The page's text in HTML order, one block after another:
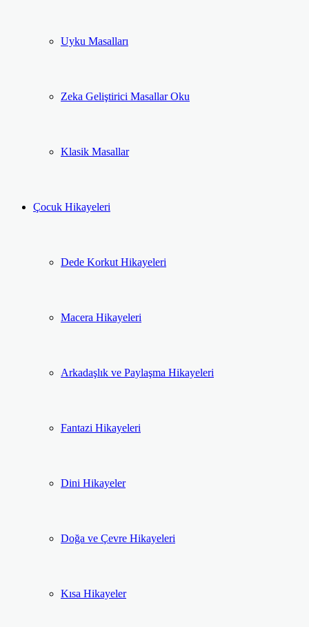
Uyku Masalları
Zeka Geliştirici Masallar Oku
Klasik Masallar
Çocuk Hikayeleri
Dede Korkut Hikayeleri
Macera Hikayeleri
Arkadaşlık ve Paylaşma Hikayeleri
Fantazi Hikayeleri
Dini Hikayeler
Doğa ve Çevre Hikayeleri
Kısa Hikayeler